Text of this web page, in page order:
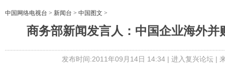
中国网络电视台 > 新闻台 > 中国图文 >
商务部新闻发言人：中国企业海外并
发布时间:2011年09月14日 14:34 | 进入复兴论坛|